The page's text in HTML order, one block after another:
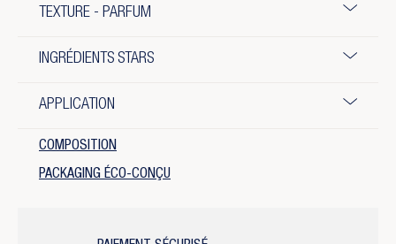
TEXTURE - PARFUM
INGRÉDIENTS STARS
APPLICATION
COMPOSITION
PACKAGING ÉCO-CONÇU